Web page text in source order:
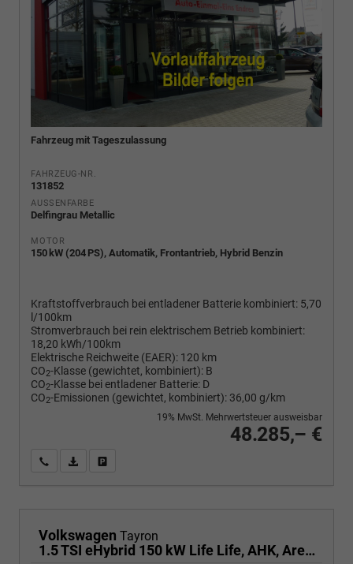
Fahrzeug mit Tageszulassung
FAHRZEUG-NR.
131852
AUSSENFARBE
Delfingrau Metallic
MOTOR
150 kW (204 PS), Automatik, Frontantrieb, Hybrid Benzin
Kraftstoffverbrauch bei entladener Batterie kombiniert: 5,70
l/100km
Stromverbrauch bei rein elektrischem Betrieb kombiniert:
18,20 kWh/100km
Elektrische Reichweite (EAER): 120 km
CO2-Klasse (gewichtet, kombiniert): B
CO2-Klasse bei entladener Batterie: D
CO2-Emissionen (gewichtet, kombiniert): 36,00 g/km
48.285,– €
19% MwSt. Mehrwertsteuer ausweisbar
Wir rufen Sie anPDF-Fahrzeugexposé drucken
Volkswagen Tayron
1.5 TSI eHybrid 150 kW Life Life, AHK, AreaView, Side, Navi, Winter, 5-J. Garantie